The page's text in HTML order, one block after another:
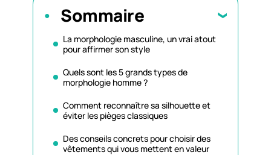
Sommaire
La morphologie masculine, un vrai atout
pour affirmer son style
Quels sont les 5 grands types de
morphologie homme ?
Comment reconnaître sa silhouette et
éviter les pièges classiques
Des conseils concrets pour choisir des
vêtements qui vous mettent en valeur